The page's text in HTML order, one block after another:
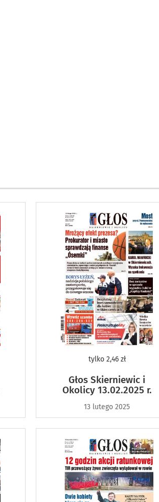
tylko2,46 zł
Głos Skierniewic i
Okolicy 13.02.2025 r.
13 lutego 2025